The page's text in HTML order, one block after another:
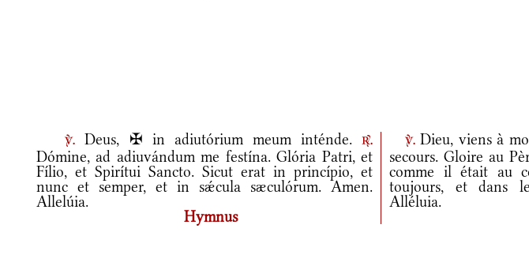
v. Deus, ✠ in adiutórium meum inténde.r.
Dómine, ad adiuvándum me festína. Glória Patri, et
Fílio, et Spirítui Sancto. Sicut erat in princípio, et
nunc et semper, et in sǽcula sæculórum. Amen.
Allelúia.
v.Dieu, viens à
secours. Gloire au
comme il était au
toujours, et dans
Alléluia.
Hymnus